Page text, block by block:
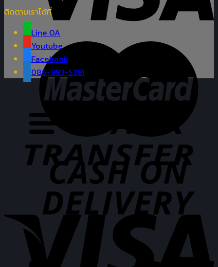
ติดตามเราได้ที่
Line OA
Youtube
Facebook
086-993-5391